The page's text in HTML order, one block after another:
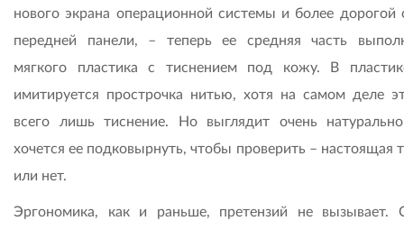
нового экрана операционной системы и более дорогой
передней панели, – теперь ее средняя часть
мягкого пластика с тиснением под кожу. В
имитируется прострочка нитью, хотя на самом деле
всего лишь тиснение. Но выглядит очень
хочется ее подковырнуть, чтобы проверить – настоящая
или нет.
Эргономика, как и раньше, претензий не вызывает.